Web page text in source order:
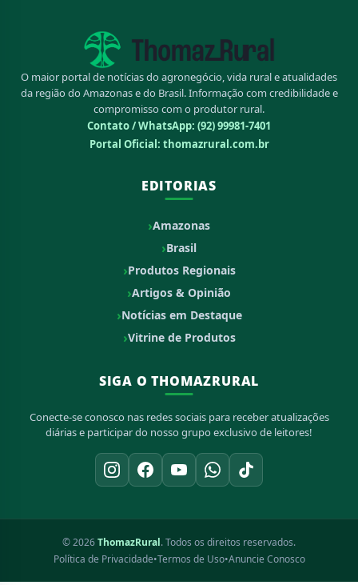
O maior portal de notícias do agronegócio, vida rural e atualidades
da região do Amazonas e do Brasil. Informação com credibilidade e
compromisso com o produtor rural.
Contato / WhatsApp: (92) 99981-7401
Portal Oficial: thomazrural.com.br
EDITORIAS
Amazonas
Brasil
Produtos Regionais
Artigos & Opinião
Notícias em Destaque
Vitrine de Produtos
SIGA O THOMAZRURAL
Conecte-se conosco nas redes sociais para receber atualizações
diárias e participar do nosso grupo exclusivo de leitores!
© 2026ThomazRural. Todos os direitos reservados.
Política de Privacidade•Termos de Uso•Anuncie Conosco